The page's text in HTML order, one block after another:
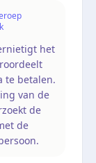
het
te betalen.
van de
de
de